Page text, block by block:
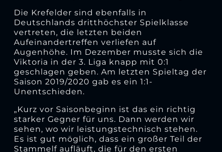
Die Krefelder sind ebenfalls in
Deutschlands dritthöchster Spielklasse
vertreten, die letzten beiden
Aufeinandertreffen verliefen auf
Augenhöhe. Im Dezember musste sich die
Viktoria in der 3. Liga knapp mit 0:1
geschlagen geben. Am letzten Spieltag der
Saison 2019/2020 gab es ein 1:1-
Unentschieden.
„Kurz vor Saisonbeginn ist das ein richtig
starker Gegner für uns. Dann werden wir
sehen, wo wir leistungstechnisch stehen.
Es ist gut möglich, dass ein großer Teil der
Stammelf aufläuft, die für den ersten